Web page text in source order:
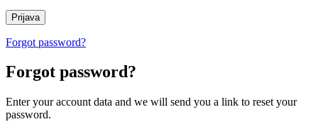
Forgot password?
Forgot password?
Enter your account data and we will send you a link to reset your
password.